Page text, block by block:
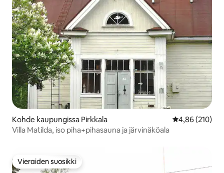
Kohde kaupungissa Pirkkala
4,86 (210)
Villa Matilda, iso piha+pihasauna ja järvinäköala
Vieraiden suosikki
Vieraiden suosikki